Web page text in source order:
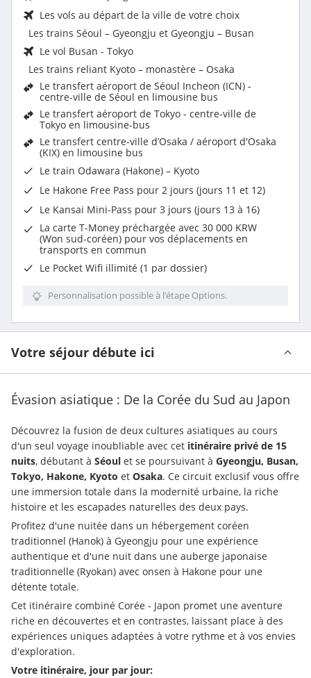
Les vols au départ de la ville de votre choix
Les trains Séoul – Gyeongju et Gyeongju – Busan
Le vol Busan - Tokyo
Les trains reliant Kyoto – monastère – Osaka
Le transfert aéroport de Séoul Incheon (ICN) -
centre-ville de Séoul en limousine bus
Le transfert aéroport de Tokyo - centre-ville de
Tokyo en limousine-bus
Le transfert centre-ville d’Osaka / aéroport d'Osaka
(KIX) en limousine bus
Le train Odawara (Hakone) – Kyoto
Le Hakone Free Pass pour 2 jours (jours 11 et 12)
Le Kansai Mini-Pass pour 3 jours (jours 13 à 16)
La carte T-Money préchargée avec 30 000 KRW
(Won sud-coréen) pour vos déplacements en
transports en commun
Le Pocket Wifi illimité (1 par dossier)
Personnalisation possible à l’étape Options.
Votre séjour débute ici
Évasion asiatique : De la Corée du Sud au Japon
Découvrez la fusion de deux cultures asiatiques au cours
d'un seul voyage inoubliable avec cet itinéraire privé de 15
nuits, débutant à Séoul et se poursuivant à Gyeongju, Busan,
Tokyo, Hakone, Kyoto et Osaka. Ce circuit exclusif vous offre
une immersion totale dans la modernité urbaine, la riche
histoire et les escapades naturelles des deux pays.
Profitez d'une nuitée dans un hébergement coréen
traditionnel (Hanok) à Gyeongju pour une expérience
authentique et d'une nuit dans une auberge japonaise
traditionnelle (Ryokan) avec onsen à Hakone pour une
détente totale.
Cet itinéraire combiné Corée - Japon promet une aventure
riche en découvertes et en contrastes, laissant place à des
expériences uniques adaptées à votre rythme et à vos envies
d'exploration.
Votre itinéraire, jour par jour: